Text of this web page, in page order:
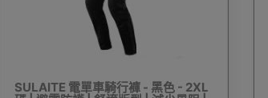
口罩
SULAITE 電單車騎行褲 - 黑色 - 2XL